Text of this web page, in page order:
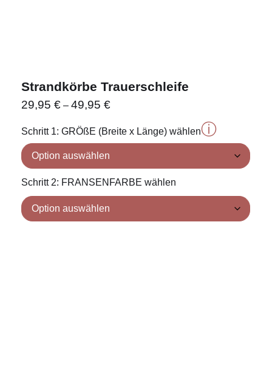
Strandkörbe Trauerschleife
29,95€ –49,95€
Schritt 1: GRÖßE (Breite x Länge) wählenⓘ
Schritt 2: FRANSENFARBE wählen